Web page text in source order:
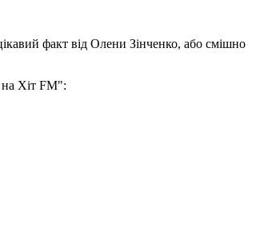
факт від Олени Зінченко, або смішно
Хіт FM":